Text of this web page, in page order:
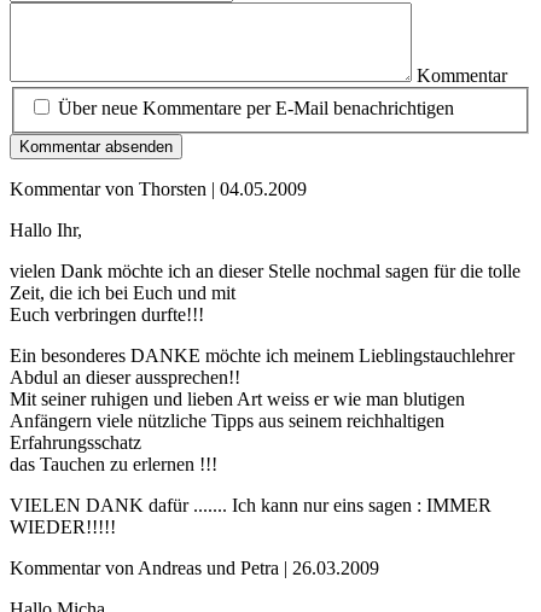
Kommentar
Über neue Kommentare per E-Mail benachrichtigen
Kommentar von Thorsten | 04.05.2009
Hallo Ihr,
vielen Dank möchte ich an dieser Stelle nochmal sagen für die tolle
Zeit, die ich bei Euch und mit
Euch verbringen durfte!!!
Ein besonderes DANKE möchte ich meinem Lieblingstauchlehrer
Abdul an dieser aussprechen!!
Mit seiner ruhigen und lieben Art weiss er wie man blutigen
Anfängern viele nützliche Tipps aus seinem reichhaltigen
Erfahrungsschatz
das Tauchen zu erlernen !!!
VIELEN DANK dafür ....... Ich kann nur eins sagen : IMMER
WIEDER!!!!!
Kommentar von Andreas und Petra | 26.03.2009